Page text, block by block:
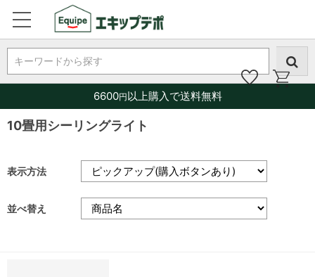
キーワードから探す
6600円以上購入で送料無料
10畳用シーリングライト
表示方法
並べ替え